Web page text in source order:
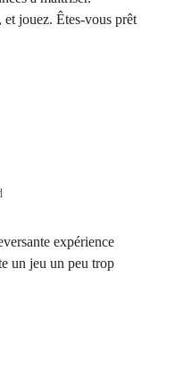
jouez. Êtes-vous prêt
expérience
un jeu un peu trop